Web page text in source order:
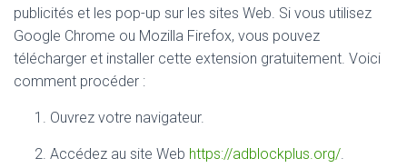
publicités et les pop-up sur les sites Web. Si vous utilisez
Google Chrome ou Mozilla Firefox, vous pouvez
télécharger et installer cette extension gratuitement. Voici
comment procéder :
Ouvrez votre navigateur.
Accédez au site Web https://adblockplus.org/.